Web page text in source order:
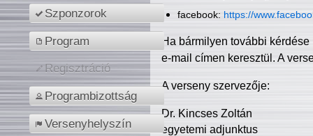
Szponzorok
Program
Regisztráció
Programbizottság
Versenyhelyszín
facebook: https://
Ha bármilyen további
e-mail címen keresztül. A
A verseny szervezője:
Dr. Kincses Zoltán
egyetemi adjunktus